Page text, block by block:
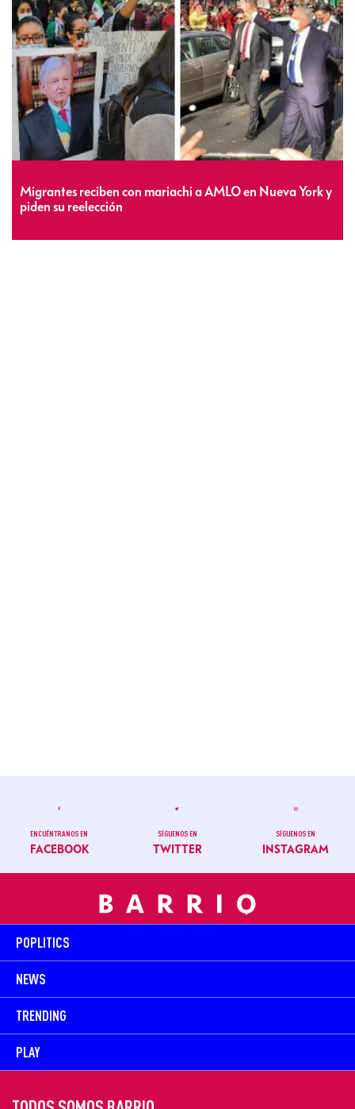
Migrantes reciben con mariachi a AMLO en Nueva York y
piden su reelección
ENCUÉNTRANOS EN
FACEBOOK
SÍGUENOS EN
TWITTER
SÍGUENOS EN
INSTAGRAM
POPLITICS
NEWS
TRENDING
PLAY